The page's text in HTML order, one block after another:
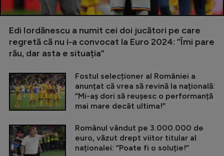
Edi Iordănescu a numit cei doi jucători pe care
regretă că nu i-a convocat la Euro 2024: ”Îmi pare
rău, dar asta e situația”
Fostul selecționer al României a
anunțat că vrea să revină la națională:
”Mi-aș dori să reușesc o performanță
mai mare decât ultima!”
Românul vândut pe 3.000.000 de
euro, văzut drept viitor titular al
naționalei: ”Poate fi o soluție!”